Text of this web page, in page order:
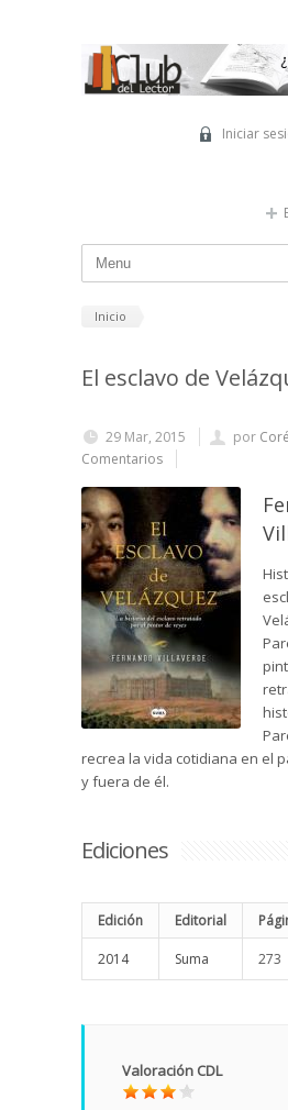
Iniciar
Inicio
El esclavo de
29 Mar, 2015 por Coré
Comentarios
recrea la vida cotidiana en el
y fuera de él.
Ediciones
Edición Editorial
2014 Suma 273
Valoración CDL